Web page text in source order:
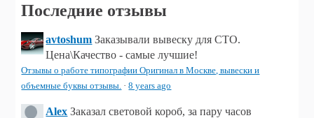
Последние отзывы
avtoshum Заказывали вывеску для СТО.
Цена\Качество - самые лучшие!
Отзывы о работе типографии Оригинал в Москве, вывески и
объемные буквы отзывы. ·8 years ago
Alex Заказал световой короб, за пару часов